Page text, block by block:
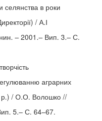
селянства в роки
/ А.І
– 2001.– Вип. 3.– С.
аграрних
р.) / О.О. Волошко //
5.– С. 64–67.